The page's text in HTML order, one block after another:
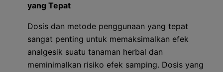
yang Tepat
Dosis dan metode penggunaan yang tepat
sangat penting untuk memaksimalkan efek
analgesik suatu tanaman herbal dan
meminimalkan risiko efek samping. Dosis yang